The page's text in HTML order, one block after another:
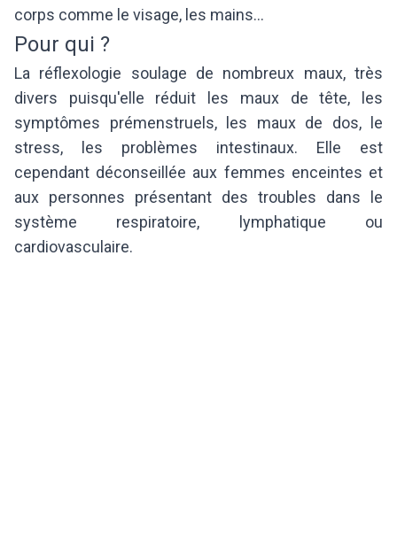
corps comme le visage, les mains...
Pour qui ?
La réflexologie soulage de nombreux maux, très
divers puisqu'elle réduit les maux de tête, les
symptômes prémenstruels, les maux de dos, le
stress, les problèmes intestinaux. Elle est
cependant déconseillée aux femmes enceintes et
aux personnes présentant des troubles dans le
système respiratoire, lymphatique ou
cardiovasculaire.